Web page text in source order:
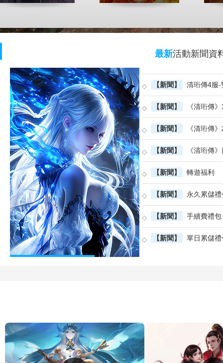
最新活動新聞資
【新聞】 清珩傳4服-雙線4區
【新聞】 《清珩傳》3服-雙
【新聞】 《清珩傳》2服-
【新聞】 《清珩傳》四大
【新聞】 轉遊福利
【新聞】 永久累儲禮
【新聞】 手續費禮包
【新聞】 單日累儲禮